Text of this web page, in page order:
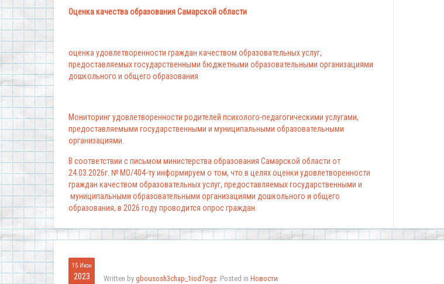
Оценка качества образования Самарской области
оценка удовлетворенности граждан качеством образовательных услуг,
предоставляемых государственными бюджетными образовательными организациями
дошкольного и общего образования
Мониторинг удовлетворенности родителей психолого-педагогическими услугами,
предоставляемыми государственными и муниципальными образовательными
организациями.
В соответствии с письмом министерства образования Самарской области от
24.03.2026г. № МО/404-ту информируем о том, что в целях оценки удовлетворенности
граждан качеством образовательных услуг, предоставляемых государственными и
муниципальными образовательными организациями дошкольного и общего
образования, в 2026 году проводится опрос граждан.
15 Июн
2023 Written by gbousosh3chap_1iod7ogz. Posted in Новости